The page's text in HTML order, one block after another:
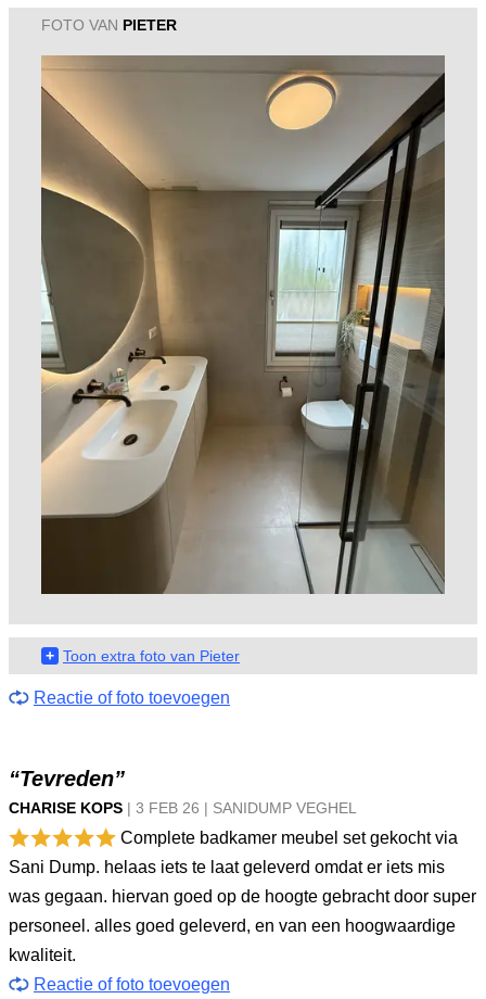
FOTO VAN PIETER
+ Toon extra foto van Pieter
Reactie of foto toevoegen
“Tevreden”
CHARISE KOPS | 3 FEB 26 | SANIDUMP VEGHEL
Complete badkamer meubel set gekocht via
Sani Dump. helaas iets te laat geleverd omdat er iets mis
was gegaan. hiervan goed op de hoogte gebracht door super
personeel. alles goed geleverd, en van een hoogwaardige
kwaliteit.
Reactie of foto toevoegen